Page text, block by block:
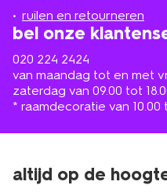
ruilen en retourneren
bel onze
020 224 2424
van maandag tot en met
zaterdag van 09.00 tot
* raamdecoratie van 10.00
buurt
altijd op de